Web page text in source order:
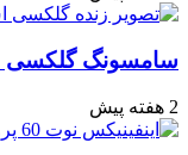
سامسونگ گلکسی S26 FE و تب S12: حضور در فهرست‌های آنلاین گوگل و پیش‌بینی عرضه در پاییز ۱۴۰۵
2 هفته پیش